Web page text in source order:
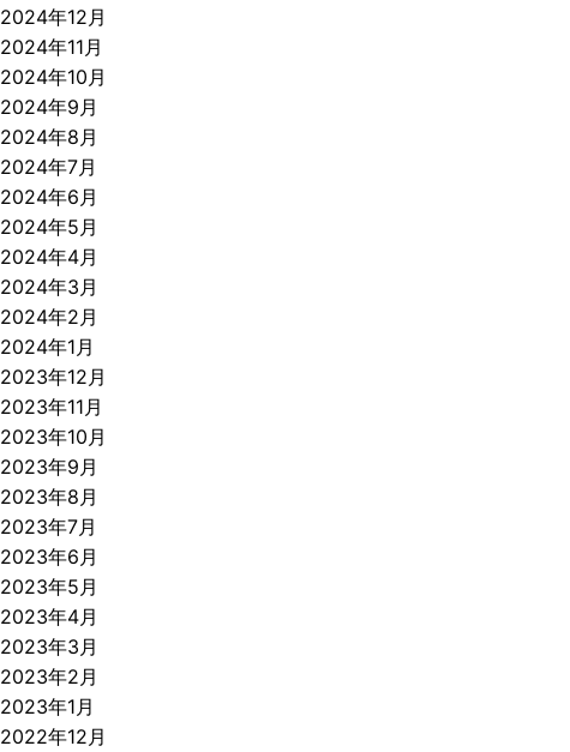
2024年12月
2024年11月
2024年10月
2024年9月
2024年8月
2024年7月
2024年6月
2024年5月
2024年4月
2024年3月
2024年2月
2024年1月
2023年12月
2023年11月
2023年10月
2023年9月
2023年8月
2023年7月
2023年6月
2023年5月
2023年4月
2023年3月
2023年2月
2023年1月
2022年12月